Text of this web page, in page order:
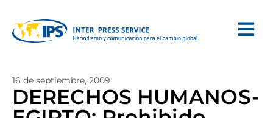
16 de septiembre, 2009
DERECHOS HUMANOS-